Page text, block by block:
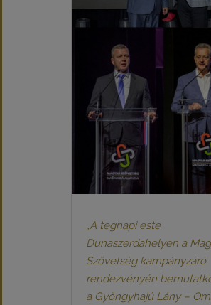
„A tegnapi este
Dunaszerdahelyen a
Szövetség kampányzáró
rendezvényén
a Gyöngyhajú Lány –